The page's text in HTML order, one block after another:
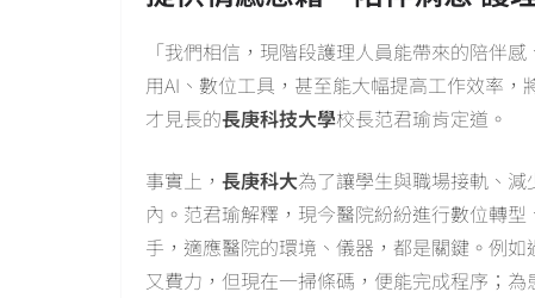
「我們相信，現階段護理人員能帶來的陪伴
用AI、數位工具，甚至能大幅提高工作效率
才見長的長庚科技大學校長范君瑜肯定道。
事實上， 長庚科大為了讓學生與職場接軌、
內。范君瑜解釋，現今醫院紛紛進行數位轉
手，適應醫院的環境、儀器，都是關鍵。例
又費力，但現在一掃條碼，便能完成程序；